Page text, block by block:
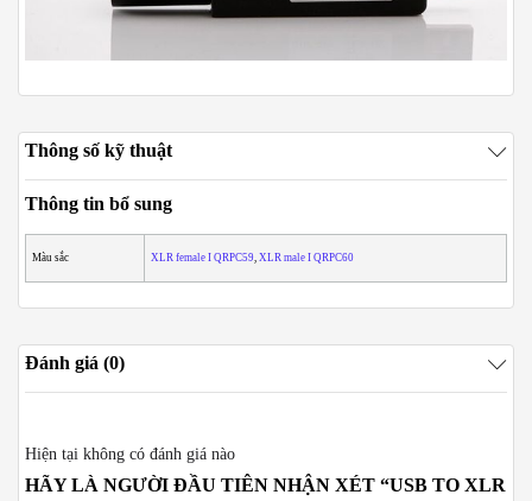
Thông số kỹ thuật
Thông tin bổ sung
Màu sắc XLR female I QRPC59 XLR male I QRPC60
Đánh giá (0)
Hiện tại không có đánh giá nào
HÃY LÀ NGƯỜI ĐẦU TIÊN NHẬN XÉT “USB TO XLR